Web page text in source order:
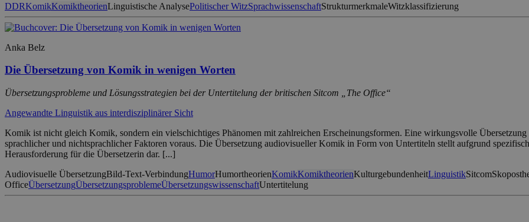
DDRKomikKomiktheorienLinguistische AnalysePolitischer WitzSprachwissenschaftStrukturmerkmaleWitzklassifizierung
Anka Belz
Die Übersetzung von Komik in wenigen Worten
Übersetzungsprobleme und Lösungsstrategien bei der Untertitelung der britischen Sitcom „The Office“
Angewandte Linguistik aus interdisziplinärer Sicht
Komik ist nicht gleich Komik, sondern ein vielschichtiges Phänomen mit zahlreichen Erscheinungsformen. Eine wirkungsvolle
sprachlicher und nichtsprachlicher Faktoren voraus. Die Übersetzung audiovisueller Komik in Form von Untertiteln stellt aufgrund
Herausforderung für die Übersetzerin dar. [...]
Audiovisuelle ÜbersetzungBild-Text-VerbindungHumorHumortheorienKomikKomiktheorienKulturgebundenheitLinguistikSitcom
OfficeÜbersetzungÜbersetzungsproblemeÜbersetzungswissenschaftUntertitelung